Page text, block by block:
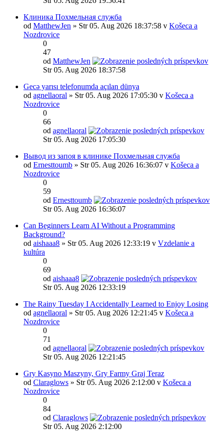
Клиника Похмельная служба
od MatthewJen » Str 05. Aug 2026 18:37:58 v Košeca a
Nozdrovice
0
47
od MatthewJen
Str 05. Aug 2026 18:37:58
Gecə yarısı telefonumda açılan dünya
od agnellaoral » Str 05. Aug 2026 17:05:30 v Košeca a
Nozdrovice
0
66
od agnellaoral
Str 05. Aug 2026 17:05:30
Вывод из запоя в клинике Похмельная служба
od Ernesttoumb » Str 05. Aug 2026 16:36:07 v Košeca a
Nozdrovice
0
59
od Ernesttoumb
Str 05. Aug 2026 16:36:07
Can Beginners Learn AI Without a Programming
Background?
od aishaaa8 » Str 05. Aug 2026 12:33:19 v Vzdelanie a
kultúra
0
69
od aishaaa8
Str 05. Aug 2026 12:33:19
The Rainy Tuesday I Accidentally Learned to Enjoy Losing
od agnellaoral » Str 05. Aug 2026 12:21:45 v Košeca a
Nozdrovice
0
71
od agnellaoral
Str 05. Aug 2026 12:21:45
Gry Kasyno Maszyny, Gry Farmy Graj Teraz
od Claraglows » Str 05. Aug 2026 2:12:00 v Košeca a
Nozdrovice
0
84
od Claraglows
Str 05. Aug 2026 2:12:00